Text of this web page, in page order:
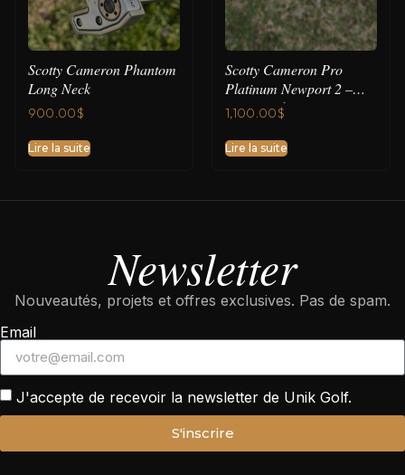
Scotty Cameron Phantom
Long Neck
900.00$
Lire la suite
Scotty Cameron Pro
Platinum Newport 2 –
Tiger Mod
1,100.00$
Lire la suite
Newsletter
Nouveautés, projets et offres exclusives. Pas de spam.
Email
J'accepte de recevoir la newsletter de Unik Golf.
S'inscrire